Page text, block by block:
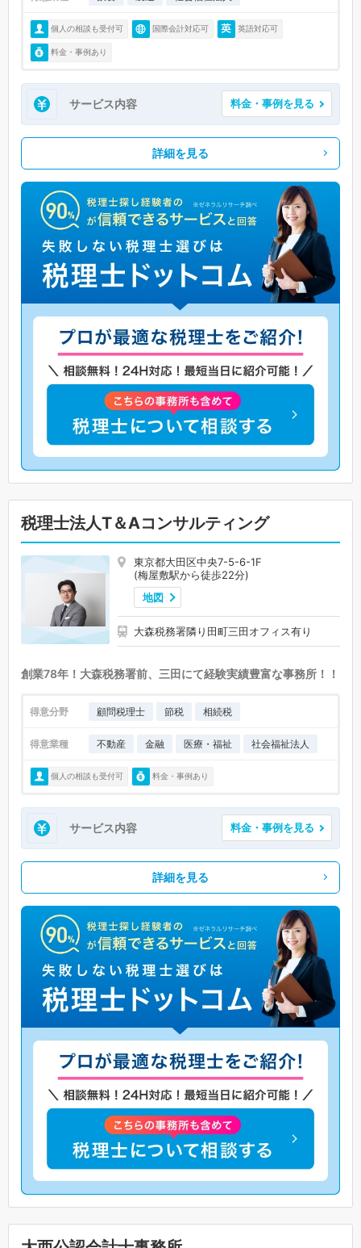
個人の相談も受付可 国際会計対応可 英語対応可
料金・事例あり
サービス内容 料金・事例を見る
詳細を見る
税理士法人T＆Aコンサルティング
東京都大田区中央7-5-6-1F
(梅屋敷駅から徒歩22分)
地図
大森税務署隣り田町三田オフィス有り
創業78年！大森税務署前、三田にて経験実績豊富な事務所！！
得意分野 顧問税理士 節税 相続税
得意業種 不動産 金融 医療・福祉 社会福祉法人
個人の相談も受付可 料金・事例あり
サービス内容 料金・事例を見る
詳細を見る